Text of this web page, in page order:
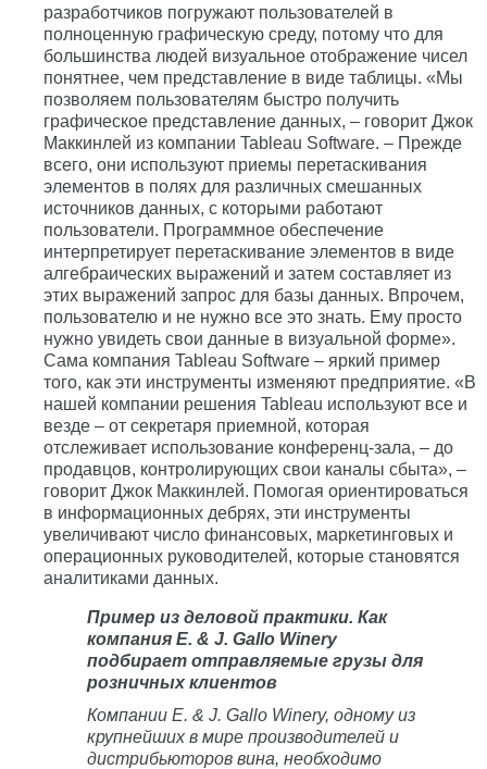
разработчиков погружают пользователей в
полноценную графическую среду, потому что для
большинства людей визуальное отображение чисел
понятнее, чем представление в виде таблицы. «Мы
позволяем пользователям быстро получить
графическое представление данных, – говорит Джок
Маккинлей из компании Tableau Software. – Прежде
всего, они используют приемы перетаскивания
элементов в полях для различных смешанных
источников данных, с которыми работают
пользователи. Программное обеспечение
интерпретирует перетаскивание элементов в виде
алгебраических выражений и затем составляет из
этих выражений запрос для базы данных. Впрочем,
пользователю и не нужно все это знать. Ему просто
нужно увидеть свои данные в визуальной форме».
Сама компания Tableau Software – яркий пример
того, как эти инструменты изменяют предприятие. «В
нашей компании решения Tableau используют все и
везде – от секретаря приемной, которая
отслеживает использование конференц-зала, – до
продавцов, контролирующих свои каналы сбыта», –
говорит Джок Маккинлей. Помогая ориентироваться
в информационных дебрях, эти инструменты
увеличивают число финансовых, маркетинговых и
операционных руководителей, которые становятся
аналитиками данных.
Пример из деловой практики. Как
компания E. & J. Gallo Winery
подбирает отправляемые грузы для
розничных клиентов
Компании E. & J. Gallo Winery, одному из
крупнейших в мире производителей и
дистрибьюторов вина, необходимо